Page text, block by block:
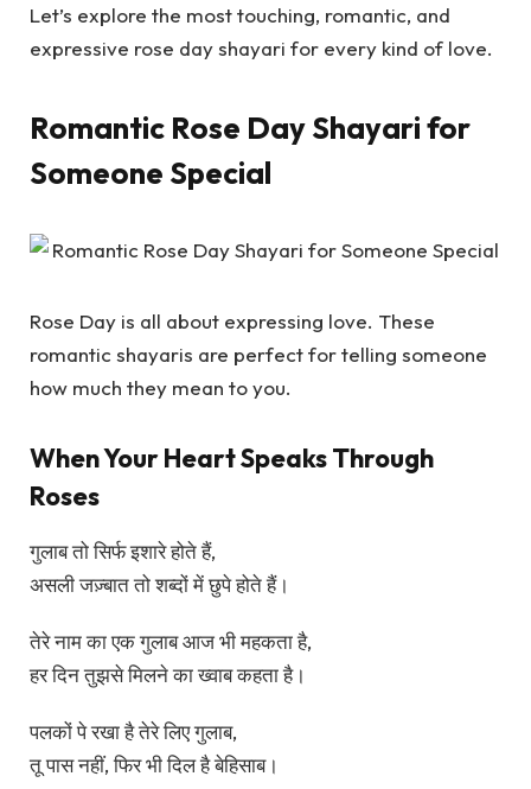
Let’s explore the most touching, romantic, and
expressive rose day shayari for every kind of love.
Romantic Rose Day Shayari for
Someone Special
Rose Day is all about expressing love. These
romantic shayaris are perfect for telling someone
how much they mean to you.
When Your Heart Speaks Through
Roses
गुलाब तो सिर्फ इशारे होते हैं,
असली जज़्बात तो शब्दों में छुपे होते हैं।
तेरे नाम का एक गुलाब आज भी महकता है,
हर दिन तुझसे मिलने का ख्वाब कहता है।
पलकों पे रखा है तेरे लिए गुलाब,
तू पास नहीं, फिर भी दिल है बेहिसाब।